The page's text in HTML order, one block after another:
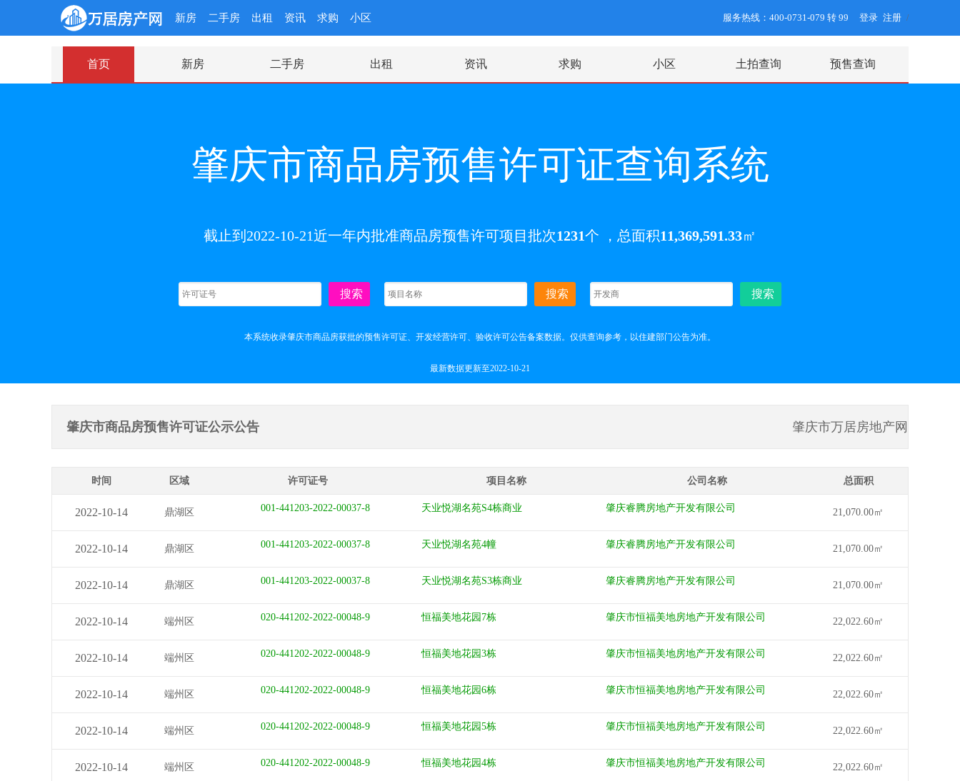
新房 二手房 出租 资讯 求购 小区 服务热线：400-0731-079 转 99 登录 /
注册
首页 新房 二手房 出租 资讯 求购 小区 土拍查询 预售查询
肇庆市商品房预售许可证查询系统
截止到2022-10-21近一年内批准商品房预售许可项目批次1231个 ，总面积11,369,591.33㎡
搜索 搜索 搜索
本系统收录肇庆市商品房获批的预售许可证、开发经营许可、验收许可公告备案数据。仅供查询参考，以住建部门公告为准。
最新数据更新至2022-10-21
肇庆市万居房地产网
肇庆市商品房预售许可证公示公告
时间 区域 许可证号 项目名称 公司名称 总面积
2022-10-14 鼎湖区 001-441203-2022-00037-8 天业悦湖名苑S4栋商业 肇庆睿腾房地产开发有限公司 21,070.00㎡
2022-10-14 鼎湖区 001-441203-2022-00037-8 天业悦湖名苑4幢 肇庆睿腾房地产开发有限公司 21,070.00㎡
2022-10-14 鼎湖区 001-441203-2022-00037-8 天业悦湖名苑S3栋商业 肇庆睿腾房地产开发有限公司 21,070.00㎡
2022-10-14 端州区 020-441202-2022-00048-9 恒福美地花园7栋 肇庆市恒福美地房地产开发有限公司 22,022.60㎡
2022-10-14 端州区 020-441202-2022-00048-9 恒福美地花园3栋 肇庆市恒福美地房地产开发有限公司 22,022.60㎡
2022-10-14 端州区 020-441202-2022-00048-9 恒福美地花园6栋 肇庆市恒福美地房地产开发有限公司 22,022.60㎡
2022-10-14 端州区 020-441202-2022-00048-9 恒福美地花园5栋 肇庆市恒福美地房地产开发有限公司 22,022.60㎡
2022-10-14 端州区 020-441202-2022-00048-9 恒福美地花园4栋 肇庆市恒福美地房地产开发有限公司 22,022.60㎡